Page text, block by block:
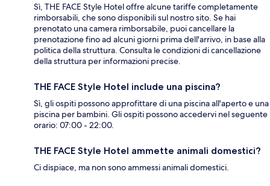
Sì, THE FACE Style Hotel offre alcune tariffe completamente
rimborsabili, che sono disponibili sul nostro sito. Se hai
prenotato una camera rimborsabile, puoi cancellare la
prenotazione fino ad alcuni giorni prima dell'arrivo, in base alla
politica della struttura. Consulta le condizioni di cancellazione
della struttura per informazioni precise.
THE FACE Style Hotel include una piscina?
Sì, gli ospiti possono approfittare di una piscina all'aperto e una
piscina per bambini. Gli ospiti possono accedervi nel seguente
orario: 07:00 - 22:00.
THE FACE Style Hotel ammette animali domestici?
Ci dispiace, ma non sono ammessi animali domestici.